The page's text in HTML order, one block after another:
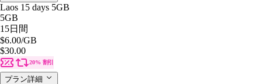
Laos 15 days 5GB
5GB
15日間
$6.00/GB
$30.00
20% 割引
プラン詳細